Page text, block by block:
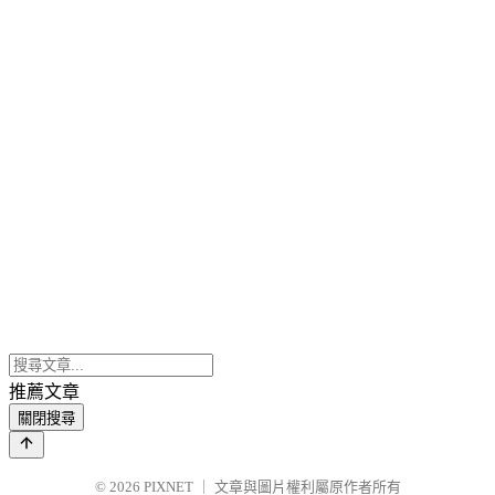
推薦文章
關閉搜尋
© 2026 PIXNET 文章與圖片權利屬原作者所有